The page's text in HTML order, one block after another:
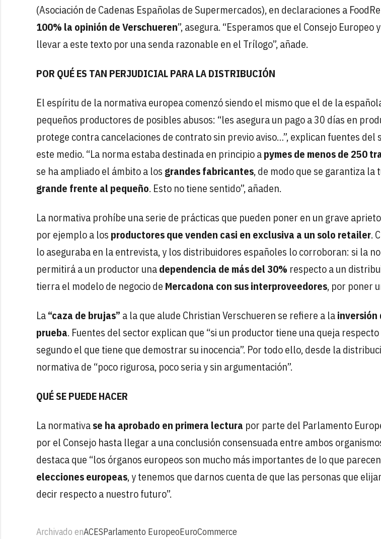
(Asociación de Cadenas Españolas de Supermercados), en declaraciones a
100% la opinión de Verschueren”, asegura. “Esperamos que el Consejo Europeo
llevar a este texto por una senda razonable en el Trílogo”, añade.
POR QUÉ ES TAN PERJUDICIAL PARA LA DISTRIBUCIÓN
El espíritu de la normativa europea comenzó siendo el mismo que el de la
pequeños productores de posibles abusos: “les asegura un pago a 30 días en
protege contra cancelaciones de contrato sin previo aviso…”, explican fuentes del
este medio. “La norma estaba destinada en principio apymes de menos de 250
se ha ampliado el ámbito a los grandes fabricantes, de modo que se garantiza
grande frente al pequeño. Esto no tiene sentido”, añaden.
La normativa prohíbe una serie de prácticas que pueden poner en un grave
por ejemplo a los productores que venden casi en exclusiva a un solo retailer.
lo aseguraba en la entrevista, y los distribuidores españoles lo corroboran: si la
permitirá a un productor unadependencia de más del 30% respecto a un
tierra el modelo de negocio de Mercadona con sus interproveedores, por poner
La“caza de brujas” a la que alude Christian Verschueren se refiere a lainversión
prueba. Fuentes del sector explican que “si un productor tiene una queja
segundo el que tiene que demostrar su inocencia”. Por todo ello, desde la
normativa de “poco rigurosa, poco seria y sin argumentación”.
QUÉ SE PUEDE HACER
La normativase ha aprobado en primera lectura por parte del Parlamento
por el Consejo hasta llegar a una conclusión consensuada entre ambos
destaca que “los órganos europeos son mucho más importantes de lo que
elecciones europeas, y tenemos que darnos cuenta de que las personas que
decir respecto a nuestro futuro”.
Archivado enACESParlamento EuropeoEuroCommerce